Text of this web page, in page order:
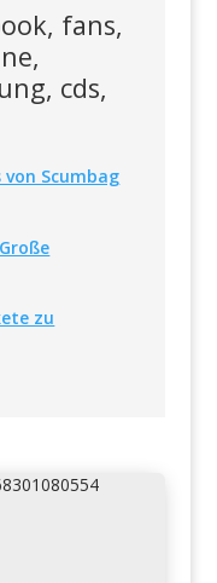
fans,
cds,
von Scumbag
zu